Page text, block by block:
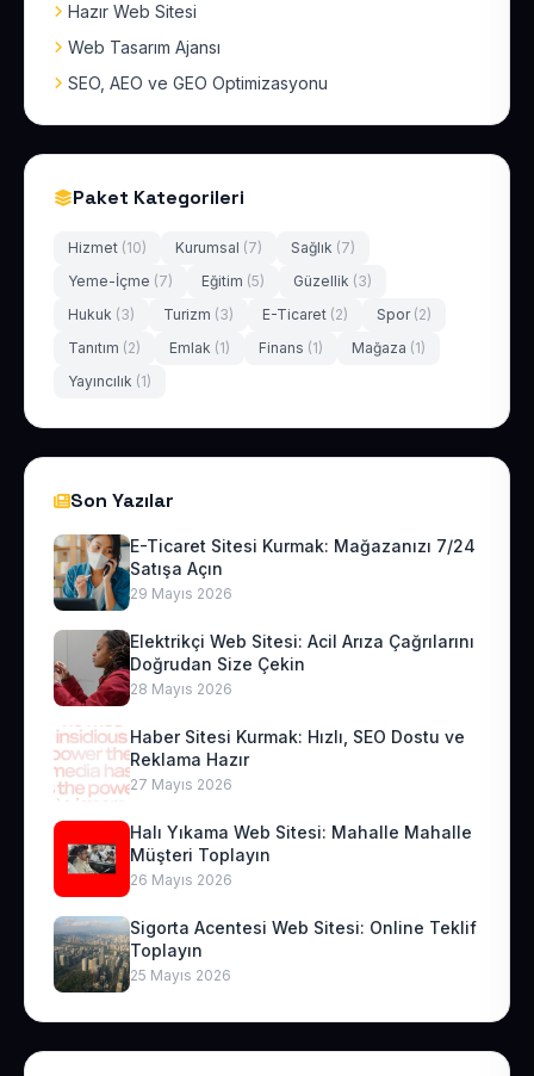
Hazır Web Sitesi
Web Tasarım Ajansı
SEO, AEO ve GEO Optimizasyonu
Paket Kategorileri
Hizmet (10) Kurumsal (7) Sağlık (7)
Yeme-İçme (7) Eğitim (5) Güzellik (3)
Hukuk (3) Turizm (3) E-Ticaret (2) Spor (2)
Tanıtım (2) Emlak (1) Finans (1) Mağaza (1)
Yayıncılık (1)
Son Yazılar
E-Ticaret Sitesi Kurmak: Mağazanızı 7/24
Satışa Açın
29 Mayıs 2026
Elektrikçi Web Sitesi: Acil Arıza Çağrılarını
Doğrudan Size Çekin
28 Mayıs 2026
Haber Sitesi Kurmak: Hızlı, SEO Dostu ve
Reklama Hazır
27 Mayıs 2026
Halı Yıkama Web Sitesi: Mahalle Mahalle
Müşteri Toplayın
26 Mayıs 2026
Sigorta Acentesi Web Sitesi: Online Teklif
Toplayın
25 Mayıs 2026